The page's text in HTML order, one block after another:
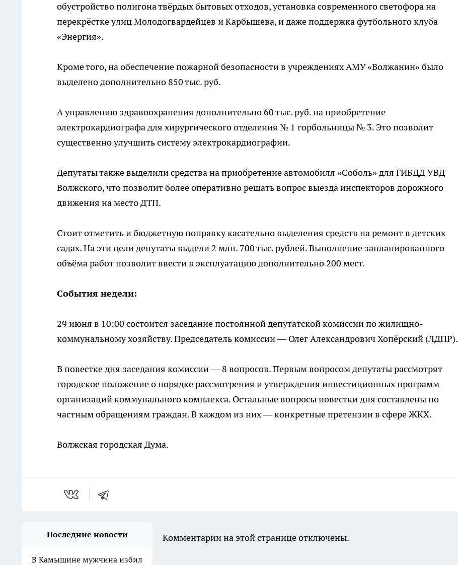
обустройство полигона твёрдых бытовых отходов, установка современного светофора на
перекрёстке улиц Молодогвардейцев и Карбышева, и даже поддержка футбольного клуба
«Энергия».
Кроме того, на обеспечение пожарной безопасности в учреждениях АМУ «Волжанин» было
выделено дополнительно 850 тыс. руб.
А управлению здравоохранения дополнительно 60 тыс. руб. на приобретение
электрокардиографа для хирургического отделения № 1 горбольницы № 3. Это позволит
существенно улучшить систему электрокардиографии.
Депутаты также выделили средства на приобретение автомобиля «Соболь» для ГИБДД УВД
Волжского, что позволит более оперативно решать вопрос выезда инспекторов дорожного
движения на место ДТП.
Стоит отметить и бюджетную поправку касательно выделения средств на ремонт в детских
садах. На эти цели депутаты выдели 2 млн. 700 тыс. рублей. Выполнение запланированного
объёма работ позволит ввести в эксплуатацию дополнительно 200 мест.
События недели:
29 июня в 10:00 состоится заседание постоянной депутатской комиссии по жилищно-
коммунальному хозяйству. Председатель комиссии — Олег Александрович Хопёрский (ЛДПР).
В повестке дня заседания комиссии — 8 вопросов. Первым вопросом депутаты рассмотрят
городское положение о порядке рассмотрения и утверждения инвестиционных программ
организаций коммунального комплекса. Остальные вопросы повестки дня составлены по
частным обращениям граждан. В каждом из них — конкретные претензии в сфере ЖКХ.
Волжская городская Дума.
Последние новости
В Камышине мужчина избил
Комментарии на этой странице отключены.